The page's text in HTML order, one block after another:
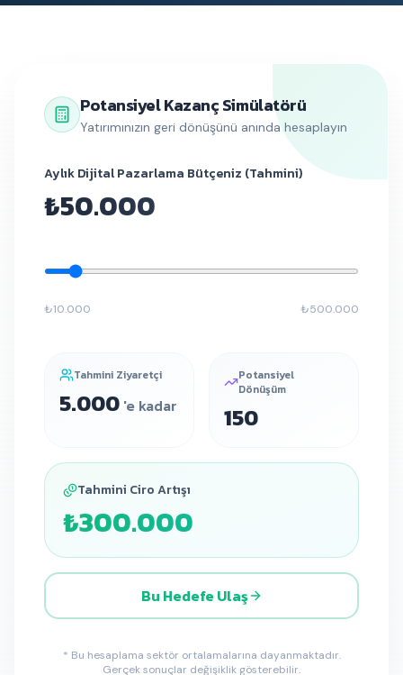
Potansiyel Kazanç Simülatörü
Yatırımınızın geri dönüşünü anında hesaplayın
Aylık Dijital Pazarlama Bütçeniz (Tahmini)
₺50.000
₺10.000 ₺500.000
Tahmini Ziyaretçi
5.000 'e kadar
Potansiyel
Dönüşüm
150
Tahmini Ciro Artışı
₺300.000
Bu Hedefe Ulaş
* Bu hesaplama sektör ortalamalarına dayanmaktadır.
Gerçek sonuçlar değişiklik gösterebilir.